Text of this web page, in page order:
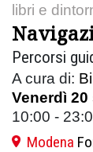
libri e
Percorsi
A cura di:
Venerdì 20
10:00 -
Modena